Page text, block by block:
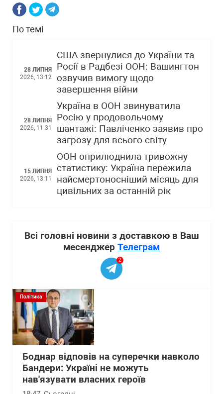
По темі
28 ЛИПНЯ
2026, 13:12
США звернулися до України та
Росії в Радбезі ООН: Вашингтон
озвучив вимогу щодо
завершення війни
28 ЛИПНЯ
2026, 11:31
Україна в ООН звинуватила
Росію у продовольчому
шантажі: Павліченко заявив про
загрозу для всього світу
15 ЛИПНЯ
2026, 13:11
ООН оприлюднила тривожну
статистику: Україна пережила
найсмертоносніший місяць для
цивільних за останній рік
Всі головні новини з доставкою в Ваш
месенджер Телеграм
2
Політика
Боднар відповів на суперечки навколо
Бандери: Україні не можуть
нав'язувати власних героїв